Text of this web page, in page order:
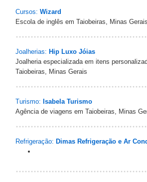
Cursos: Wizard
Escola de inglês em Taiobeiras, Minas Gerais
Joalherias: Hip Luxo Jóias
Joalheria especializada em itens
Taiobeiras, Minas Gerais
Turismo: Isabela Turismo
Agência de viagens em Taiobeiras, Minas
Refrigeração: Dimas Refrigeração e Ar